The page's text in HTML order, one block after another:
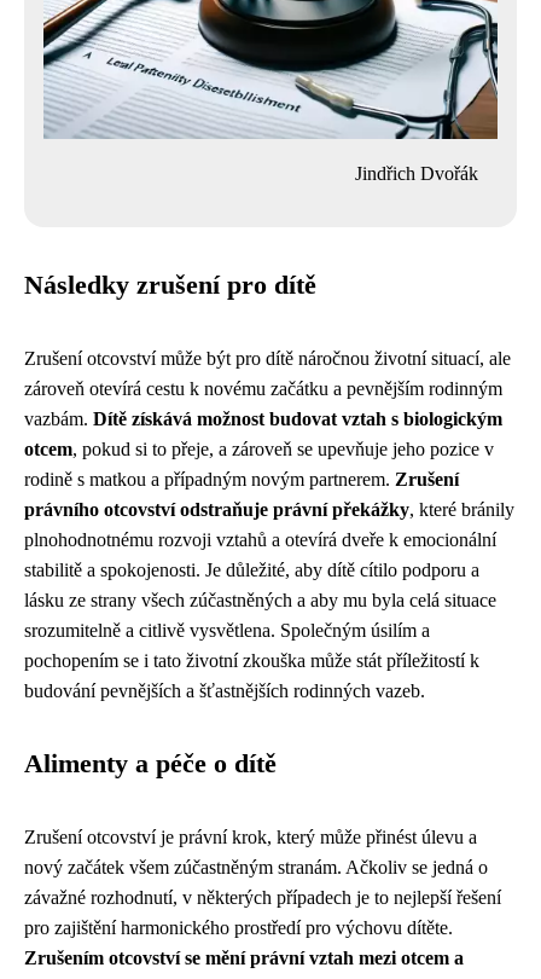
Jindřich Dvořák
Následky zrušení pro dítě
Zrušení otcovství může být pro dítě náročnou životní situací, ale
zároveň otevírá cestu k novému začátku a pevnějším rodinným
vazbám. Dítě získává možnost budovat vztah s biologickým
otcem, pokud si to přeje, a zároveň se upevňuje jeho pozice v
rodině s matkou a případným novým partnerem. Zrušení
právního otcovství odstraňuje právní překážky, které bránily
plnohodnotnému rozvoji vztahů a otevírá dveře k emocionální
stabilitě a spokojenosti. Je důležité, aby dítě cítilo podporu a
lásku ze strany všech zúčastněných a aby mu byla celá situace
srozumitelně a citlivě vysvětlena. Společným úsilím a
pochopením se i tato životní zkouška může stát příležitostí k
budování pevnějších a šťastnějších rodinných vazeb.
Alimenty a péče o dítě
Zrušení otcovství je právní krok, který může přinést úlevu a
nový začátek všem zúčastněným stranám. Ačkoliv se jedná o
závažné rozhodnutí, v některých případech je to nejlepší řešení
pro zajištění harmonického prostředí pro výchovu dítěte.
Zrušením otcovství se mění právní vztah mezi otcem a